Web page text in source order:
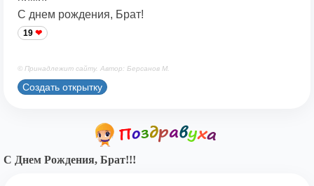
С днем рождения, Брат!
19
© Принадлежит сайту. Автор: Берсанов М.
Создать открытку
С Днем Рождения, Брат!!!